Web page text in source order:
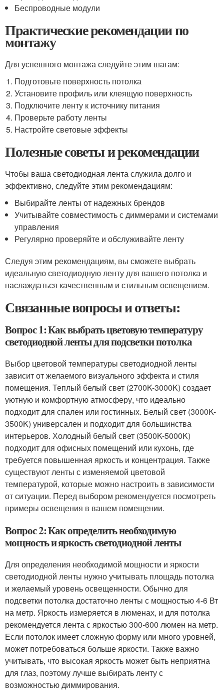
Беспроводные модули
Практические рекомендации по
монтажу
Для успешного монтажа следуйте этим шагам:
Подготовьте поверхность потолка
Установите профиль или клеящую поверхность
Подключите ленту к источнику питания
Проверьте работу ленты
Настройте световые эффекты
Полезные советы и рекомендации
Чтобы ваша светодиодная лента служила долго и
эффективно, следуйте этим рекомендациям:
Выбирайте ленты от надежных брендов
Учитывайте совместимость с диммерами и системами
управления
Регулярно проверяйте и обслуживайте ленту
Следуя этим рекомендациям, вы сможете выбрать
идеальную светодиодную ленту для вашего потолка и
наслаждаться качественным и стильным освещением.
Связанные вопросы и ответы:
Вопрос 1: Как выбрать цветовую температуру
светодиодной ленты для подсветки потолка
Выбор цветовой температуры светодиодной ленты
зависит от желаемого визуального эффекта и стиля
помещения. Теплый белый свет (2700K-3000K) создает
уютную и комфортную атмосферу, что идеально
подходит для спален или гостинных. Белый свет (3000K-
3500K) универсален и подходит для большинства
интерьеров. Холодный белый свет (3500K-5000K)
подходит для офисных помещений или кухонь, где
требуется повышенная яркость и концентрация. Также
существуют ленты с изменяемой цветовой
температурой, которые можно настроить в зависимости
от ситуации. Перед выбором рекомендуется посмотреть
примеры освещения в вашем помещении.
Вопрос 2: Как определить необходимую
мощность и яркость светодиодной ленты
Для определения необходимой мощности и яркости
светодиодной ленты нужно учитывать площадь потолка
и желаемый уровень освещенности. Обычно для
подсветки потолка достаточно ленты с мощностью 4-6 Вт
на метр. Яркость измеряется в люменах, и для потолка
рекомендуется лента с яркостью 300-600 люмен на метр.
Если потолок имеет сложную форму или много уровней,
может потребоваться больше яркости. Также важно
учитывать, что высокая яркость может быть неприятна
для глаз, поэтому лучше выбирать ленту с
возможностью диммирования.